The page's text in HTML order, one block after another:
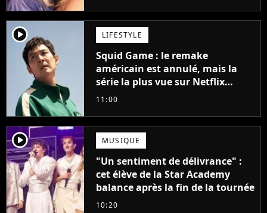
player2 LIFESTYLE
Squid Game : le remake
américain est annulé, mais la
série la plus vue sur Netflix
pourrait avoir une version
11:00
player2 MUSIQUE
"Un sentiment de délivrance" :
cet élève de la Star Academy
balance après la fin de la tournée
10:20